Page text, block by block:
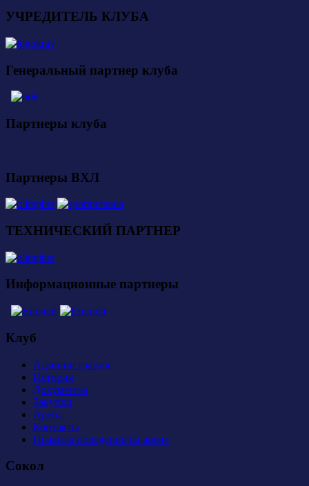
УЧРЕДИТЕЛЬ КЛУБА
Генеральный партнер клуба
Партнеры клуба
Партнеры ВХЛ
ТЕХНИЧЕСКИЙ ПАРТНЕР
Информационные партнеры
Клуб
Администрация
История
Документы
Закупки
Арена
Контакты
Правила поведения на арене
Сокол